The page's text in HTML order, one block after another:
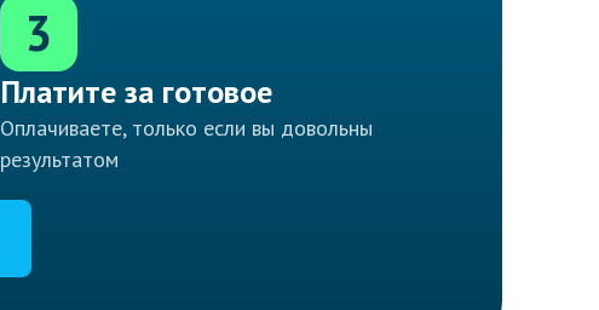
3
Платите за готовое
Оплачиваете, только если вы довольны
результатом